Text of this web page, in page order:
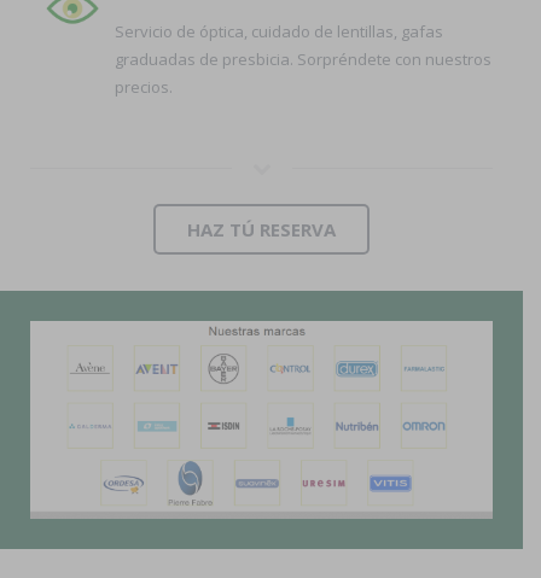
Servicio de óptica, cuidado de lentillas, gafas
graduadas de presbicia. Sorpréndete con nuestros
precios.
HAZ TÚ RESERVA